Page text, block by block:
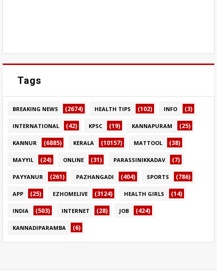
Tags
BREAKING NEWS (2674) HEALTH TIPS (102) INFO (3)
INTERNATIONAL (42) KPSC (19) KANNAPURAM (25)
KANNUR (6885) KERALA (10157) MATTOOL (38)
MAYYIL (24) ONLINE (31) PARASSINIKKADAV (7)
PAYYANUR (261) PAZHANGADI (404) SPORTS (786)
APP (25) EZHOMELIVE (3124) HEALTH GIRLS (14)
INDIA (503) INTERNET (28) JOB (424)
KANNADIPARAMBA (6)